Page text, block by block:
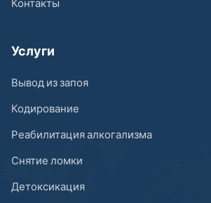
Услуги
Вывод из запоя
Кодирование
Реабилитация алкогализма
Снятие ломки
Детоксикация